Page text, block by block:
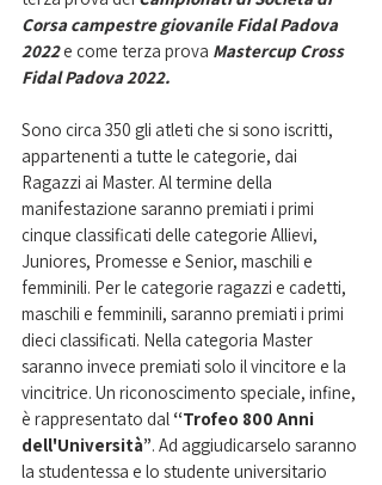
Corsa campestre giovanile Fidal Padova
2022 e come terza prova Mastercup Cross
Fidal Padova 2022.
Sono circa 350 gli atleti che si sono iscritti,
appartenenti a tutte le categorie, dai
Ragazzi ai Master. Al termine della
manifestazione saranno premiati i primi
cinque classificati delle categorie Allievi,
Juniores, Promesse e Senior, maschili e
femminili. Per le categorie ragazzi e cadetti,
maschili e femminili, saranno premiati i primi
dieci classificati. Nella categoria Master
saranno invece premiati solo il vincitore e la
vincitrice. Un riconoscimento speciale, infine,
è rappresentato dal “Trofeo 800 Anni
dell'Università”. Ad aggiudicarselo saranno
la studentessa e lo studente universitario